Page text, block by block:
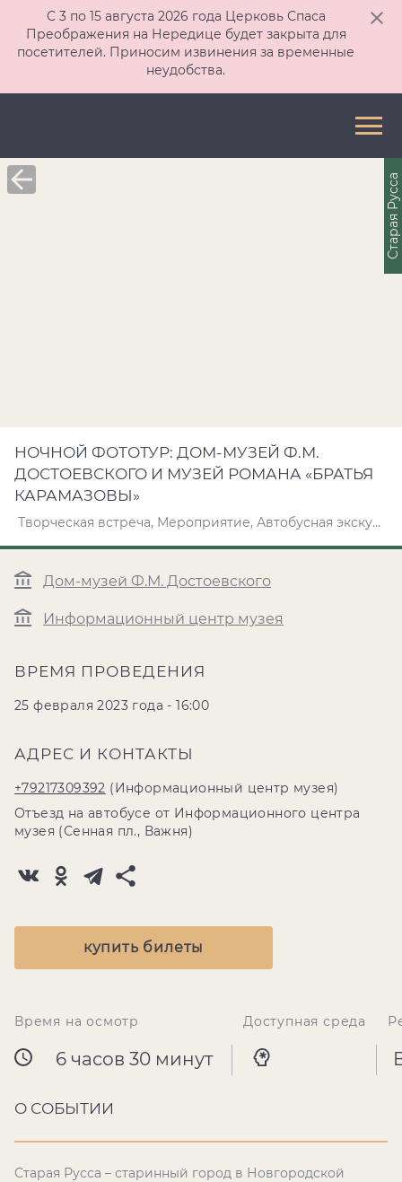
С 3 по 15 августа 2026 года Церковь Спаса
Преображения на Нередице будет закрыта для
посетителей. Приносим извинения за временные
неудобства.
НОЧНОЙ ФОТОТУР: ДОМ-МУЗЕЙ Ф.М.
ДОСТОЕВСКОГО И МУЗЕЙ РОМАНА «БРАТЬЯ
КАРАМАЗОВЫ»
Творческая встреча, Мероприятие, Автобусная экскурсия
Дом-музей Ф.М. Достоевского
Информационный центр музея
ВРЕМЯ ПРОВЕДЕНИЯ
25 февраля 2023 года - 16:00
АДРЕС И КОНТАКТЫ
+79217309392 (Информационный центр музея)
Отъезд на автобусе от Информационного центра
музея (Сенная пл., Важня)
купить билеты
Старая Русса
Время на осмотр
6 часов 30 минут
Доступная среда
О СОБЫТИИ
Старая Русса – старинный город в Новгородской